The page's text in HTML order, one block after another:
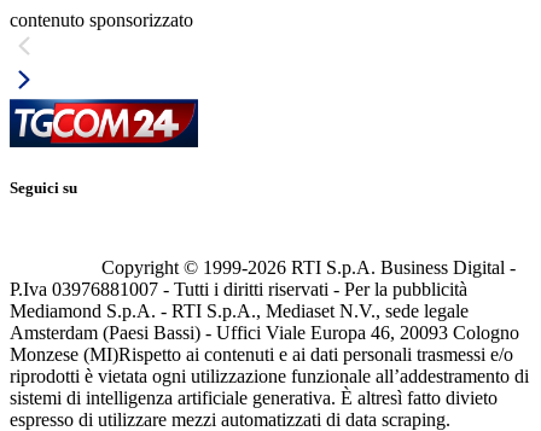
contenuto sponsorizzato
Seguici su
Copyright © 1999-2026 RTI S.p.A. Business Digital -
P.Iva 03976881007 - Tutti i diritti riservati - Per la pubblicità
Mediamond S.p.A. - RTI S.p.A., Mediaset N.V., sede legale
Amsterdam (Paesi Bassi) - Uffici Viale Europa 46, 20093 Cologno
Monzese (MI)Rispetto ai contenuti e ai dati personali trasmessi e/o
riprodotti è vietata ogni utilizzazione funzionale all’addestramento di
sistemi di intelligenza artificiale generativa. È altresì fatto divieto
espresso di utilizzare mezzi automatizzati di data scraping.